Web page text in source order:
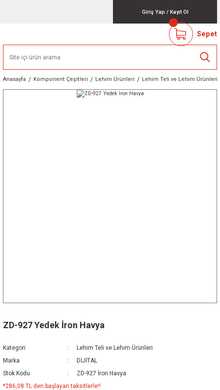
Giriş Yap / Kayıt Ol
Sepet
Anasayfa Komponent Çeşitleri Lehim Ürünleri Lehim Teli ve Lehim Ürünleri
ZD-927 Yedek İron Havya
Kategori
Lehim Teli ve Lehim Ürünleri
Marka
DİJİTAL
Stok Kodu
ZD-927 İron Havya
*286,08 TL den başlayan taksitlerle!!